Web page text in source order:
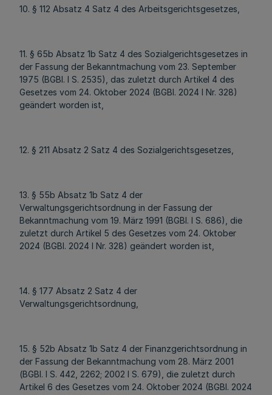
10. § 112 Absatz 4 Satz 4 des Arbeitsgerichtsgesetzes,
11. § 65b Absatz 1b Satz 4 des Sozialgerichtsgesetzes in
der Fassung der Bekanntmachung vom 23. September
1975 (BGBl. I S. 2535), das zuletzt durch Artikel 4 des
Gesetzes vom 24. Oktober 2024 (BGBl. 2024 I Nr. 328)
geändert worden ist,
12. § 211 Absatz 2 Satz 4 des Sozialgerichtsgesetzes,
13. § 55b Absatz 1b Satz 4 der
Verwaltungsgerichtsordnung in der Fassung der
Bekanntmachung vom 19. März 1991 (BGBl. I S. 686), die
zuletzt durch Artikel 5 des Gesetzes vom 24. Oktober
2024 (BGBl. 2024 I Nr. 328) geändert worden ist,
14. § 177 Absatz 2 Satz 4 der
Verwaltungsgerichtsordnung,
15. § 52b Absatz 1b Satz 4 der Finanzgerichtsordnung in
der Fassung der Bekanntmachung vom 28. März 2001
(BGBl. I S. 442, 2262; 2002 I S. 679), die zuletzt durch
Artikel 6 des Gesetzes vom 24. Oktober 2024 (BGBl. 2024